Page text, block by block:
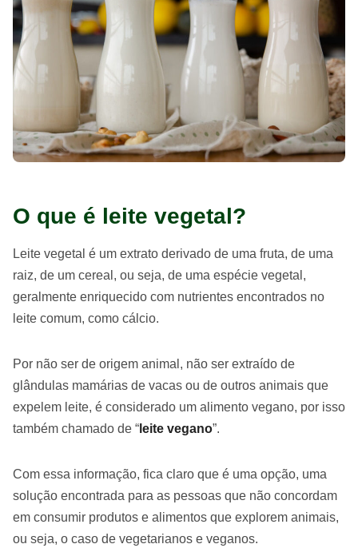
O que é leite vegetal?
Leite vegetal é um extrato derivado de uma fruta, de uma
raiz, de um cereal, ou seja, de uma espécie vegetal,
geralmente enriquecido com nutrientes encontrados no
leite comum, como cálcio.
Por não ser de origem animal, não ser extraído de
glândulas mamárias de vacas ou de outros animais que
expelem leite, é considerado um alimento vegano, por isso
também chamado de “ leite vegano”.
Com essa informação, fica claro que é uma opção, uma
solução encontrada para as pessoas que não concordam
em consumir produtos e alimentos que explorem animais,
ou seja, o caso de vegetarianos e veganos.